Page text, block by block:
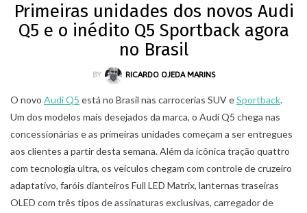
Primeiras unidades dos novos Audi
Q5 e o inédito Q5 Sportback agora
no Brasil
BY RICARDO OJEDA MARINS
O novo Audi Q5 está no Brasil nas carrocerias SUV eSportback.
Um dos modelos mais desejados da marca, o Audi Q5 chega nas
concessionárias e as primeiras unidades começam a ser entregues
aos clientes a partir desta semana. Além da icônica tração quattro
com tecnologia ultra, os veículos chegam com controle de cruzeiro
adaptativo, faróis dianteiros Full LED Matrix, lanternas traseiras
OLED com três tipos de assinaturas exclusivas, carregador de